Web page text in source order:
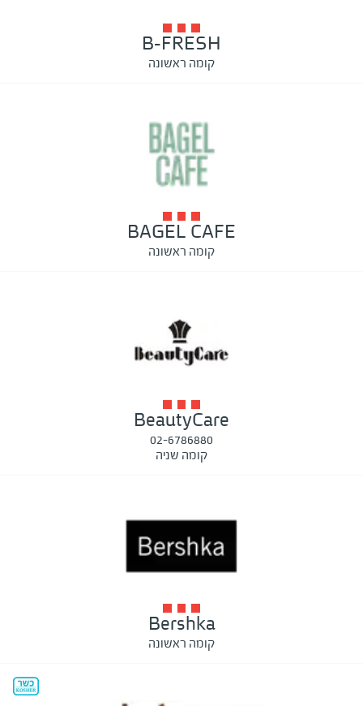
B-FRESH
קומה ראשונה
BAGEL CAFE
קומה ראשונה
BeautyCare
02-6786880
קומה שניה
Bershka
קומה ראשונה